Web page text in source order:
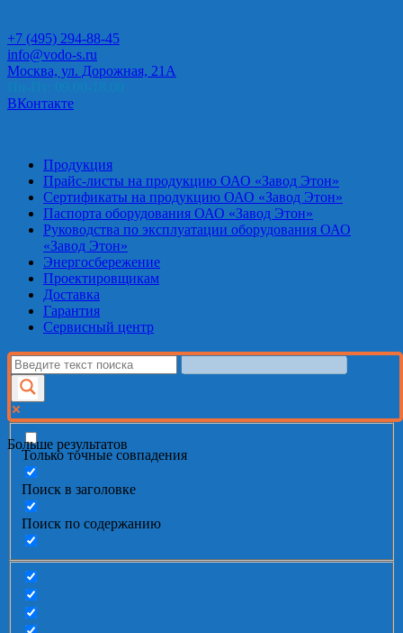
+7 (495) 294-88-45
info@vodo-s.ru
Москва, ул. Дорожная, 21А
ВКонтакте
Продукция
Прайс-листы на продукцию ОАО «Завод Этон»
Сертификаты на продукцию ОАО «Завод Этон»
Паспорта оборудования ОАО «Завод Этон»
Руководства по эксплуатации оборудования ОАО
«Завод Этон»
Энергосбережение
Проектировщикам
Доставка
Гарантия
Сервисный центр
Больше результатов
Только точные совпадения
Поиск в заголовке
Поиск по содержанию